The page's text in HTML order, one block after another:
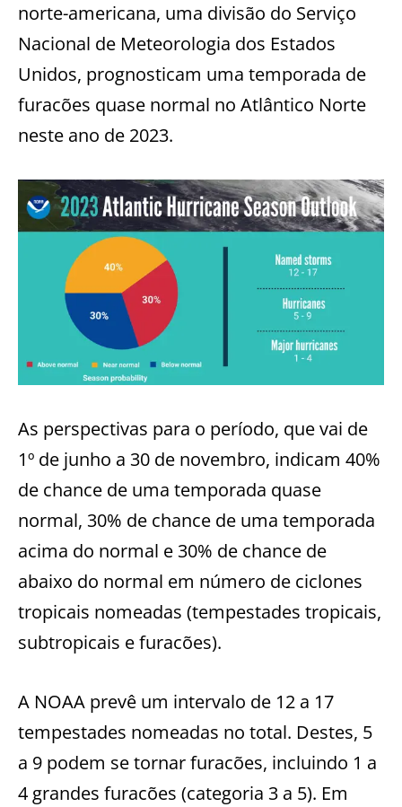
norte-americana, uma divisão do Serviço
Nacional de Meteorologia dos Estados
Unidos, prognosticam uma temporada de
furacões quase normal no Atlântico Norte
neste ano de 2023.
As perspectivas para o período, que vai de
1º de junho a 30 de novembro, indicam 40%
de chance de uma temporada quase
normal, 30% de chance de uma temporada
acima do normal e 30% de chance de
abaixo do normal em número de ciclones
tropicais nomeadas (tempestades tropicais,
subtropicais e furacões).
A NOAA prevê um intervalo de 12 a 17
tempestades nomeadas no total. Destes, 5
a 9 podem se tornar furacões, incluindo 1 a
4 grandes furacões (categoria 3 a 5). Em